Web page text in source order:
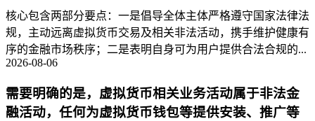
核心包含两部分要点：一是倡导全体主体严格遵守国家法律法
规，主动远离虚拟货币交易及相关非法活动，携手维护健康有
序的金融市场秩序；二是表明自身可为用户提供合法合规的...
2026-08-06
需要明确的是，虚拟货币相关业务活动属于非法金
融活动，任何为虚拟货币钱包等提供安装、推广等